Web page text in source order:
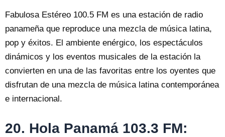
Fabulosa Estéreo 100.5 FM es una estación de radio
panameña que reproduce una mezcla de música latina,
pop y éxitos. El ambiente enérgico, los espectáculos
dinámicos y los eventos musicales de la estación la
convierten en una de las favoritas entre los oyentes que
disfrutan de una mezcla de música latina contemporánea
e internacional.
20. Hola Panamá 103.3 FM: